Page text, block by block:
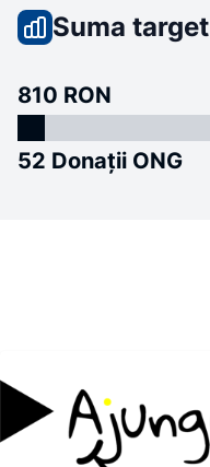
Suma target
810 RON
52 Donații ONG